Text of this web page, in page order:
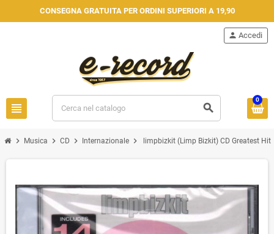
CONSEGNA GRATUITA PER ORDINI SUPERIORI A 19,90
view_headline search
person Accedi
0
chevron_right Musica chevron_right CD chevron_right Internazionale chevron_right limpbizkit (Limp Bizkit) CD Greatest